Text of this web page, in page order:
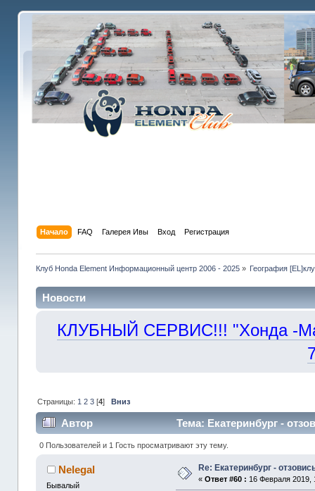
Начало FAQ Галерея Ивы Вход Регистрация
Клуб Honda Element Информационный центр 2006 - 2025» География
Новости
КЛУБНЫЙ СЕРВИС!!! "Хонда -
Страницы: 1 2 3[4] Вниз
Автор Тема: Екатеринбург -
0 Пользователей и 1 Гость просматривают эту тему.
Nelegal
Бывалый
Re: Екатеринбург -
«Ответ #60 : 16 Февраля 2019,